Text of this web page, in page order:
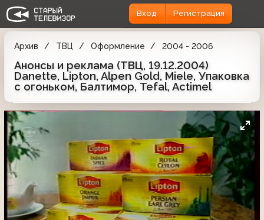
Вход Регистрация
Архив ТВЦ Оформление 2004 - 2006
Анонсы и реклама (ТВЦ, 19.12.2004)
Danette, Lipton, Alpen Gold, Miele, Упаковка
с огоньком, Балтимор, Tefal, Actimel